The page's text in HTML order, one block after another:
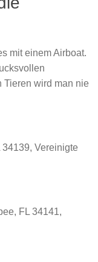
mit einem Airboat.
Tieren wird man nie
Vereinigte
FL 34141,